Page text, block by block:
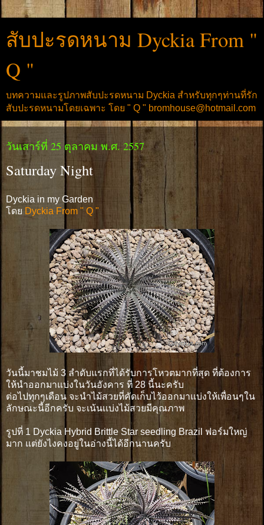
สับปะรดหนาม Dyckia From "
Q "
บทความและรูปภาพสับปะรดหนาม Dyckia สำหรับทุกๆท่านที่รัก
สับปะรดหนามโดยเฉพาะ โดย " Q " bromhouse@hotmail.com
วันเสาร์ที่ 25 ตุลาคม พ.ศ. 2557
Saturday Night
Dyckia in my Garden
โดย Dyckia From " Q "
วันนี้มาชมไม้ 3 ลำดับแรกที่ได้รับการโหวตมากที่สุด ที่ต้องการ
ให้นำออกมาแบ่งในวันอังคาร ที่ 28 นี้นะครับ
ต่อไปทุกๆเดือน จะนำไม้สวยที่คัดเก็บไว้ออกมาแบ่งให้เพื่อนๆใน
ลักษณะนี้อีกครับ จะเน้นเเบ่งไม้สวยมีคุณภาพ
รูปที่ 1 Dyckia Hybrid Brittle Star seedling Brazil ฟอร์มใหญ่
มาก แต่ยังไงคงอยู่ในอ่างนี้ได้อีกนานครับ